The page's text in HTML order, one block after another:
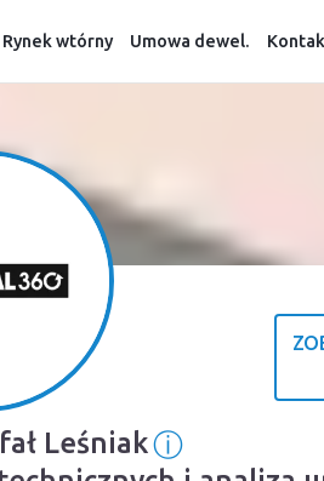
Rynek wtórny Umowa dewel.
LeśniakⓘInformacja